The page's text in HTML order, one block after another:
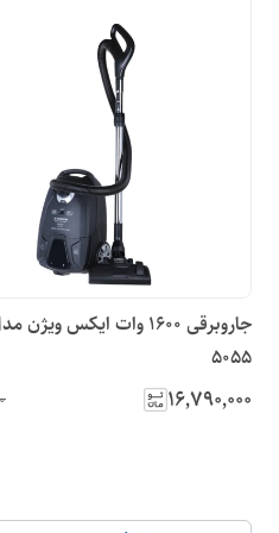
5055
۱۶٬۷۹۰٬۰۰۰